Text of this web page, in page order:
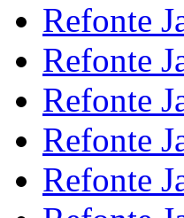
Refonte
Refonte
Refonte
Refonte
Refonte